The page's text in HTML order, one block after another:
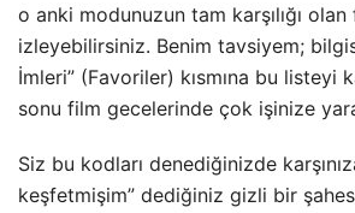
o anki modunuzun tam karşılığı
izleyebilirsiniz. Benim tavsiyem;
İmleri” (Favoriler) kısmına bu listeyi
sonu film gecelerinde çok işinize
Siz bu kodları denediğinizde
keşfetmişim” dediğiniz gizli bir